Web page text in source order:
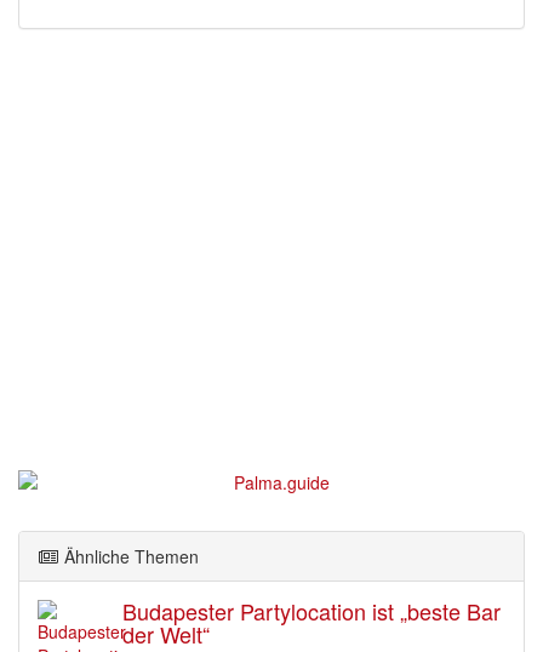
Ähnliche Themen
Budapester Partylocation ist „beste Bar
der Welt“